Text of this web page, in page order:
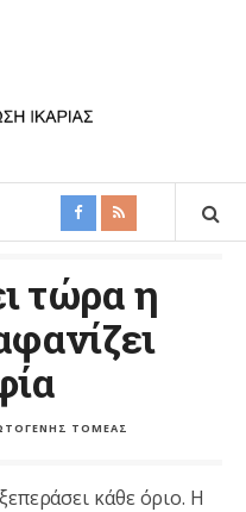
τώρα η
ΤΟΜΈΑΣ
κάθε όριο. Η